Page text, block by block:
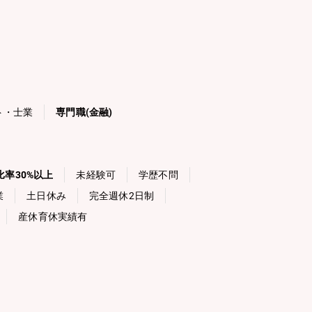
・士業 専門職(金融)
率30%以上 未経験可
学歴不問
土日休み
完全週休2日制
産休育休実績有